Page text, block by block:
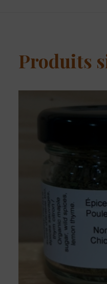
Produits